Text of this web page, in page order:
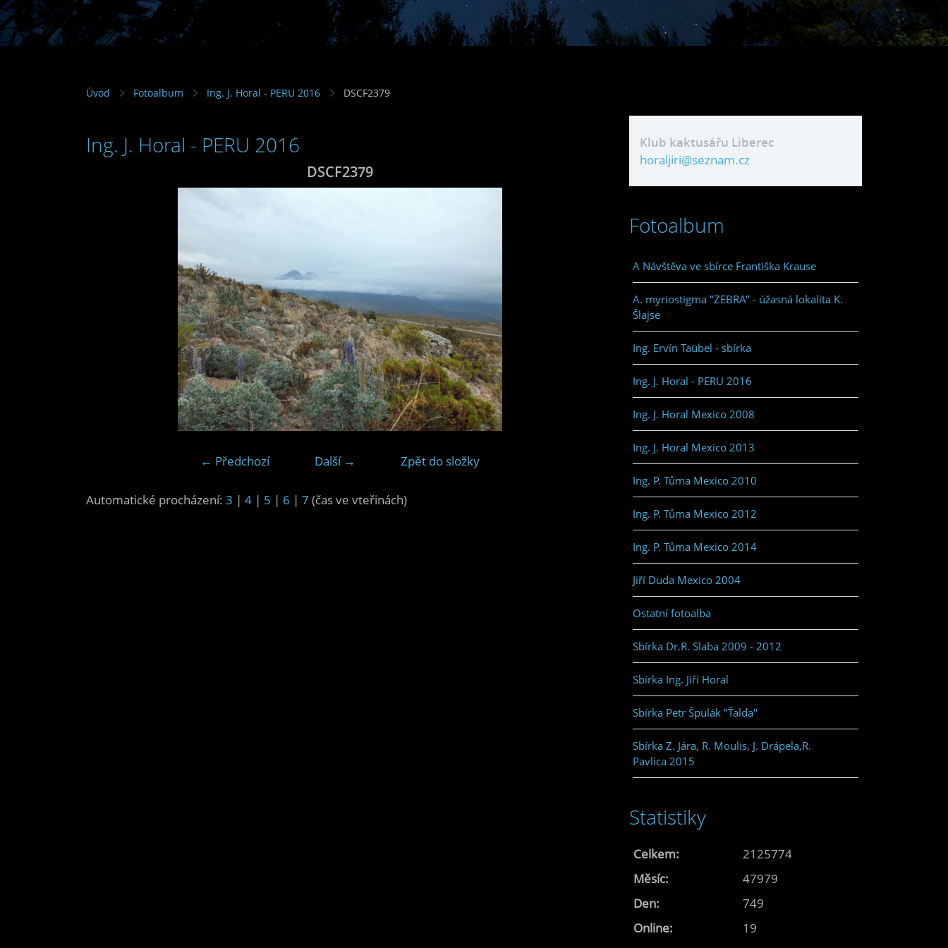
Úvod Fotoalbum Ing. J. Horal - PERU 2016 DSCF2379
Ing. J. Horal - PERU 2016
DSCF2379
← Předchozí Další → Zpět do složky
Automatické procházení: 3 | 4 | 5 | 6 | 7 (čas ve vteřinách)
Klub kaktusářu Liberec
horaljiri@seznam.cz
Fotoalbum
A Návštěva ve sbírce Františka Krause
A. myriostigma "ZEBRA" - úžasná lokalita K.
Šlajse
Ing. Ervín Taübel - sbírka
Ing. J. Horal - PERU 2016
Ing. J. Horal Mexico 2008
Ing. J. Horal Mexico 2013
Ing. P. Tůma Mexico 2010
Ing. P. Tůma Mexico 2012
Ing. P. Tůma Mexico 2014
Jiří Duda Mexico 2004
Ostatní fotoalba
Sbírka Dr.R. Slaba 2009 - 2012
Sbírka Ing. Jiří Horal
Sbírka Petr Špulák "Ťalda"
Sbírka Z. Jára, R. Moulis, J. Drápela,R.
Pavlica 2015
Statistiky
Online: 19
Celkem:
2125774
Měsíc:
47979
Den:
749